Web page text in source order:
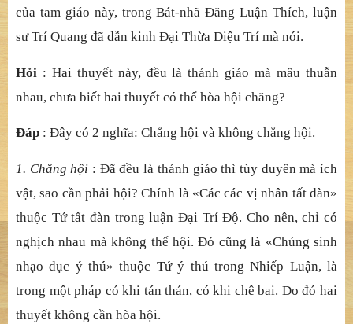
của tam giáo này, trong Bát-nhã Đăng Luận Thích, luận
sư Trí Quang đã dẫn kinh Đại Thừa Diệu Trí mà nói.
Hỏi : Hai thuyết này, đều là thánh giáo mà mâu thuẫn
nhau, chưa biết hai thuyết có thể hòa hội chăng?
Đáp : Đây có 2 nghĩa: Chẳng hội và không chẳng hội.
1. Chẳng hội : Đã đều là thánh giáo thì tùy duyên mà ích
vật, sao cần phải hội? Chính là «Các các vị nhân tất đàn»
thuộc Tứ tất đàn trong luận Đại Trí Độ. Cho nên, chỉ có
nghịch nhau mà không thể hội. Đó cũng là «Chúng sinh
nhạo dục ý thú» thuộc Tứ ý thú trong Nhiếp Luận, là
trong một pháp có khi tán thán, có khi chê bai. Do đó hai
thuyết không cần hòa hội.